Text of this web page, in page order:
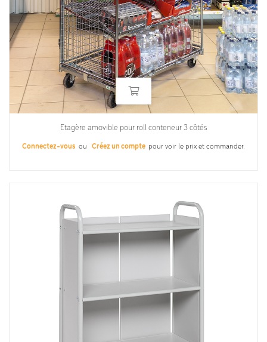
Etagère amovible pour roll conteneur 3 côtés
Connectez-vous ou Créez un compte pour voir le prix et commander.